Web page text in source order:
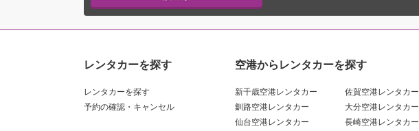
レンタカーを探す
レンタカーを探す
予約の確認・キャンセル
空港からレンタカーを探す
新千歳空港レンタカー
釧路空港レンタカー
仙台空港レンタカー
佐賀空港レンタカー
大分空港レンタカー
長崎空港レンタカー